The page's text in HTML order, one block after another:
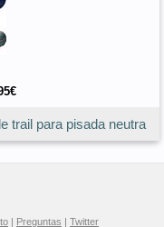
trail para pisada neutra
| Preguntas | Twitter